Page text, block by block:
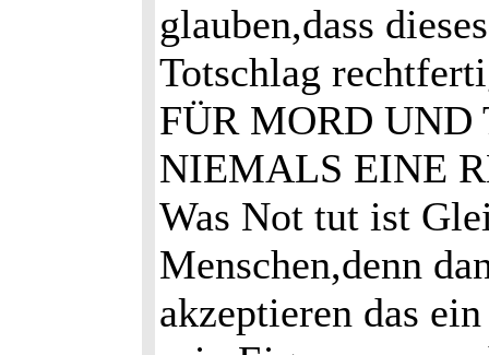
glauben,dass
Totschlag
FÜR MORD UND
NIEMALS EINE
Was Not tut ist
Menschen,denn
akzeptieren das